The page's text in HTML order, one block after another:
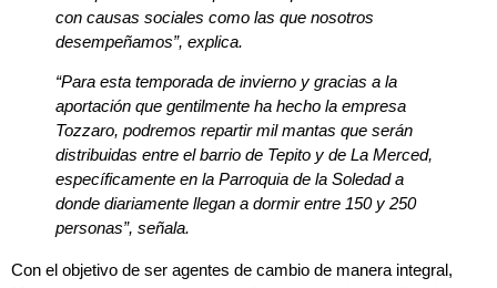
con causas sociales como las que nosotros
desempeñamos”, explica.
“Para esta temporada de invierno y gracias a la
aportación que gentilmente ha hecho la empresa
Tozzaro, podremos repartir mil mantas que serán
distribuidas entre el barrio de Tepito y de La Merced,
específicamente en la Parroquia de la Soledad a
donde diariamente llegan a dormir entre 150 y 250
personas”, señala.
Con el objetivo de ser agentes de cambio de manera integral,